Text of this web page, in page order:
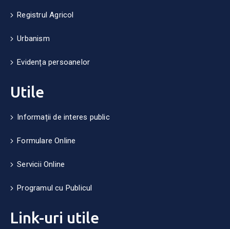
Registrul Agricol
Urbanism
Evidența persoanelor
Utile
Informații de interes public
Formulare Online
Servicii Online
Programul cu Publicul
Link-uri utile